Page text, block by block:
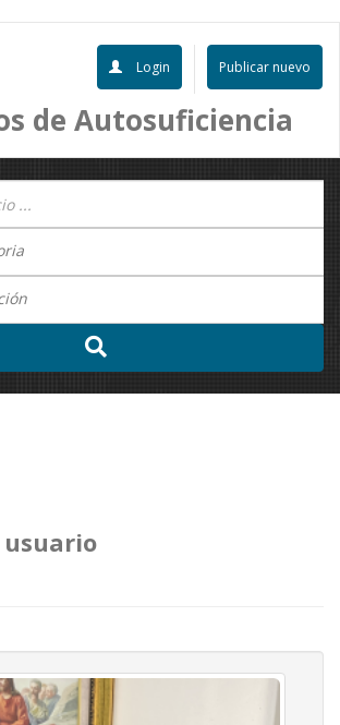
Publicar nuevo
Login
de Autosuficiencia